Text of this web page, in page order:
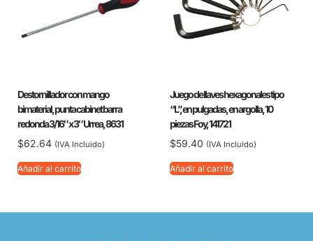
Destornillador con mango
bimaterial, punta cabinet barra
redonda 3/16″ x 3″ Urrea, 8631
$62.64 (IVA Incluido)
Añadir al carrito
Juego de llaves hexagonales tipo
“L”, en pulgadas, en argolla, 10
piezas Foy, 141721
$59.40 (IVA Incluido)
Añadir al carrito